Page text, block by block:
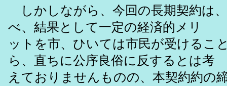
しかしながら、今回の長期契約は
べ、結果として一定の経済的メリ
ットを市、ひいては市民が受けるこ
ら、直ちに公序良俗に反するとは考
えておりませんものの、本契約約の